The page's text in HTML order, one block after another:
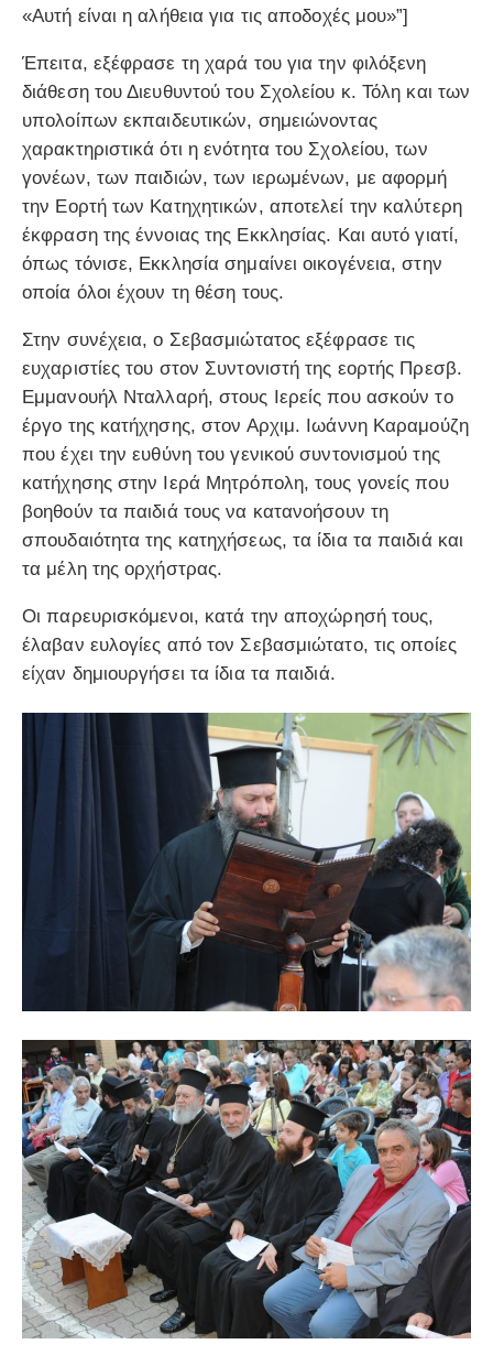
«Αυτή είναι η αλήθεια για τις αποδοχές μου»”]
Έπειτα, εξέφρασε τη χαρά του για την φιλόξενη
διάθεση του Διευθυντού του Σχολείου κ. Τόλη και των
υπολοίπων εκπαιδευτικών, σημειώνοντας
χαρακτηριστικά ότι η ενότητα του Σχολείου, των
γονέων, των παιδιών, των ιερωμένων, με αφορμή
την Εορτή των Κατηχητικών, αποτελεί την καλύτερη
έκφραση της έννοιας της Εκκλησίας. Και αυτό γιατί,
όπως τόνισε, Εκκλησία σημαίνει οικογένεια, στην
οποία όλοι έχουν τη θέση τους.
Στην συνέχεια, ο Σεβασμιώτατος εξέφρασε τις
ευχαριστίες του στον Συντονιστή της εορτής Πρεσβ.
Εμμανουήλ Νταλλαρή, στους Ιερείς που ασκούν το
έργο της κατήχησης, στον Αρχιμ. Ιωάννη Καραμούζη
που έχει την ευθύνη του γενικού συντονισμού της
κατήχησης στην Ιερά Μητρόπολη, τους γονείς που
βοηθούν τα παιδιά τους να κατανοήσουν τη
σπουδαιότητα της κατηχήσεως, τα ίδια τα παιδιά και
τα μέλη της ορχήστρας.
Οι παρευρισκόμενοι, κατά την αποχώρησή τους,
έλαβαν ευλογίες από τον Σεβασμιώτατο, τις οποίες
είχαν δημιουργήσει τα ίδια τα παιδιά.